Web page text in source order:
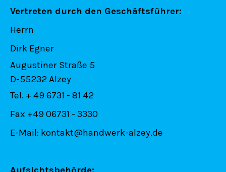
Vertreten durch den Geschäftsführer:
Herrn
Dirk Egner
Augustiner Straße 5
D-55232 Alzey
Tel. + 49 6731 - 81 42
Fax +49 06731 - 3330
E-Mail: kontakt@handwerk-alzey.de